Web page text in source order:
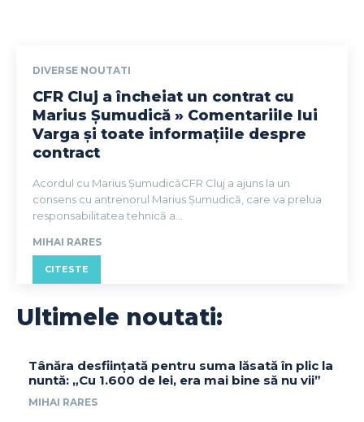
DIVERSE NOUTATI
CFR Cluj a încheiat un contrat cu
Marius Șumudică » Comentariile lui
Varga și toate informațiile despre
contract
Acordul cu Marius ȘumudicăCFR Cluj a ajuns la un
consens cu antrenorul Marius Șumudică, care va prelua
responsabilitatea tehnică a...
MIHAI RARES
CITESTE
Ultimele noutati:
Tânăra desființată pentru suma lăsată în plic la
nuntă: „Cu 1.600 de lei, era mai bine să nu vii”
MIHAI RARES